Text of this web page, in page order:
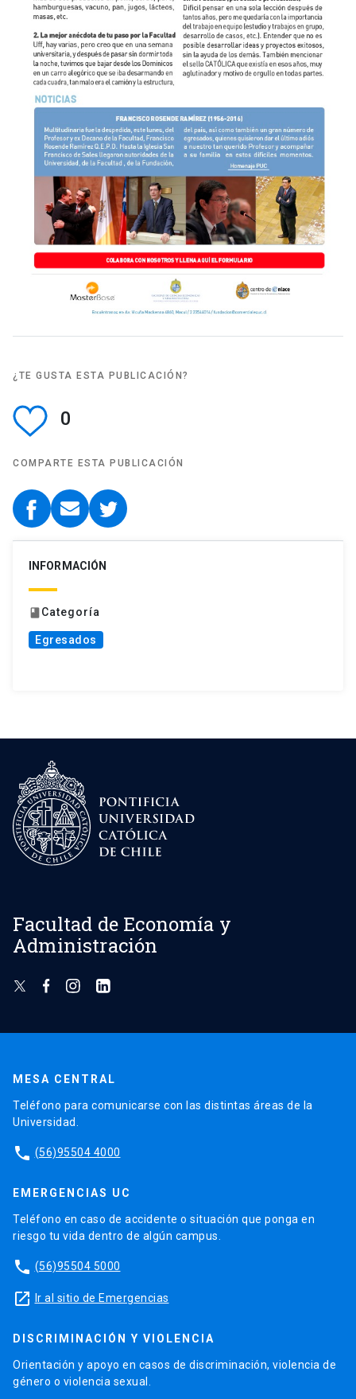
¿TE GUSTA ESTA PUBLICACIÓN?
0
COMPARTE ESTA PUBLICACIÓN
INFORMACIÓN
book Categoría
Egresados
Facultad de Economía y
Administración
MESA CENTRAL
Teléfono para comunicarse con las distintas áreas de la
Universidad.
phone (56)95504 4000
EMERGENCIAS UC
Teléfono en caso de accidente o situación que ponga en
riesgo tu vida dentro de algún campus.
phone (56)95504 5000
launch Ir al sitio de Emergencias
DISCRIMINACIÓN Y VIOLENCIA
Orientación y apoyo en casos de discriminación, violencia de
género o violencia sexual.